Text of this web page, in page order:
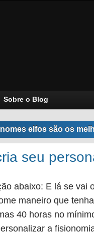
Sobre o Blog
elfos são os
seu
abaixo: E lá se vai
maneiro que
40 horas no
a